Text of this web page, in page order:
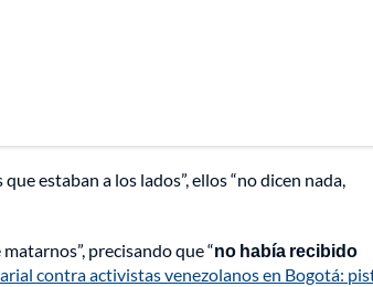
estaban a los lados”, ellos “no dicen nada,
precisando que “no había recibido
contra activistas venezolanos en Bogotá: